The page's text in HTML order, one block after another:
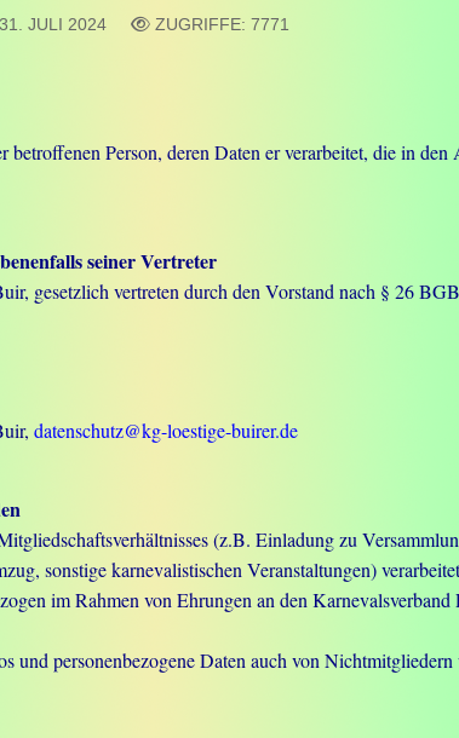
31. JULI 2024 ZUGRIFFE: 7771
Person, deren Daten er verarbeitet, die in
seiner Vertreter
gesetzlich vertreten durch den Vorstand nach § 26
datenschutz@kg-loestige-buirer.de
(z.B. Einladung zu
sonstige karnevalistischen Veranstaltungen)
im Rahmen von Ehrungen an den
und personenbezogene Daten auch von